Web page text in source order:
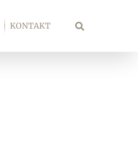
KONTAKT Suche